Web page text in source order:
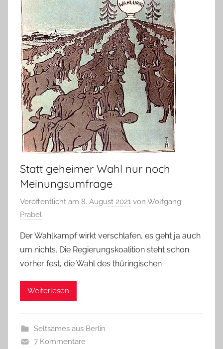
Statt geheimer Wahl nur noch
Meinungsumfrage
Veröffentlicht am 8. August 2021 von Wolfgang
Prabel
Der Wahlkampf wirkt verschlafen, es geht ja auch
um nichts. Die Regierungskoalition steht schon
vorher fest, die Wahl des thüringischen
Weiterlesen
Seltsames aus Berlin
7 Kommentare